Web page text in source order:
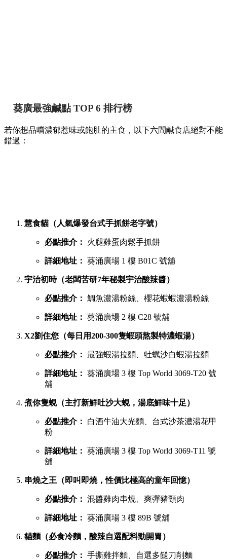
葵廣最強鹹點 TOP 6 排行榜
若你想品嚐濃郁惹味或飽肚的主食，以下六間鹹食店絕對不能
錯過：
慧食貓（人氣爆發台式手抓餅老字號）
必點推介： 火腿雞蛋肉鬆手抓餅
詳細地址： 葵涌廣場 1 樓 B01C 號舖
宇治初時（老闆苦研7年秘製宇治酸辣醬）
必點推介： 鯛魚濃湯粉絲、櫻花蝦蝦濃湯粉絲
詳細地址： 葵涌廣場 2 樓 C28 號舖
X2劉住您（每日用200-300隻蝦頭熬製特濃蝦湯）
必點推介： 最強蝦湯拉麵、牡蠣沙白蝦湯拉麵
詳細地址： 葵涌廣場 3 樓 Top World 3069-T20 號
舖
煮你隻蜆（主打新鮮吐沙大蜆，湯底鮮味十足）
必點推介：
白酒牛油大光麵、台式沙茶濃湯花甲
粉
詳細地址： 葵涌廣場 3 樓 Top World 3069-T11 號
舖
串燒之王（即叫即燒，性價比極高的童年回憶）
必點推介： 混醬雞肉串燒、爽彈豬頸肉
詳細地址： 葵涌廣場 3 樓 89B 號舖
貓麵（必食冷麵，酸辣自選配料勁開胃）
必點推介： 手撕雞拌麵、自選多餸刀削麵